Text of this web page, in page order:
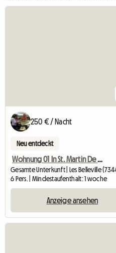
250 € / Nacht
Neu entdeckt
Wohnung 01 In St. Martin De Belleville
6 Pers. | Mindestaufenthalt: 1 woche
Anzeige ansehen